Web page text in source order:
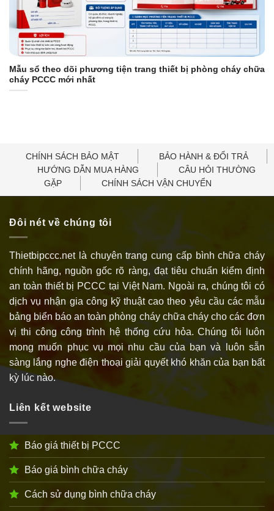
Mẫu sổ theo dõi phương tiện trang thiết bị phòng cháy chữa
cháy PCCC mới nhất
CHÍNH SÁCH BẢO MẬT
BẢO HÀNH & ĐỔI TRẢ
HƯỚNG DẪN MUA HÀNG
CÂU HỎI THƯỜNG
GẶP
CHÍNH SÁCH VẬN CHUYỂN
Đôi nét về chúng tôi
Thietbipccc.net là chuyên trang cung cấp bình chữa cháy
chính hãng, nguồn gốc rõ ràng, đạt tiêu chuẩn kiểm định
an toàn thiết bị PCCC tại Việt Nam. Ngoài ra, chúng tôi có
dịch vụ nhận gia công kỹ thuật cao theo yêu cầu các mẫu
bảng biển báo an toàn phòng cháy chữa cháy cho các đơn
vị thi công công trình hệ thống cứu hỏa. Chúng tôi luôn
mong muốn phục vụ mọi nhu cầu của bạn và luôn sẵn
sàng lắng nghe điện thoại giải quyết khó khăn của bạn bất
kỳ lúc nào.
Liên kết website
Báo giá thiết bị PCCC
Báo giá bình chữa cháy
Cách sử dụng bình chữa cháy